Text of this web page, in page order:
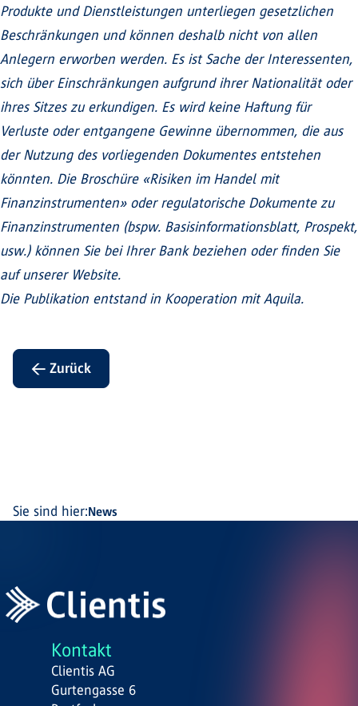
Produkte und Dienstleistungen unterliegen gesetzlichen
Beschränkungen und können deshalb nicht von allen
Anlegern erworben werden. Es ist Sache der Interessenten,
sich über Einschränkungen aufgrund ihrer Nationalität oder
ihres Sitzes zu erkundigen. Es wird keine Haftung für
Verluste oder entgangene Gewinne übernommen, die aus
der Nutzung des vorliegenden Dokumentes entstehen
könnten. Die Broschüre «Risiken im Handel mit
Finanzinstrumenten» oder regulatorische Dokumente zu
Finanzinstrumenten (bspw. Basisinformationsblatt, Prospekt,
usw.) können Sie bei Ihrer Bank beziehen oder finden Sie
auf unserer Website.
Die Publikation entstand in Kooperation mit Aquila.
← Zurück
Sie sind hier:News
Kontakt
Clientis AG
Gurtengasse 6